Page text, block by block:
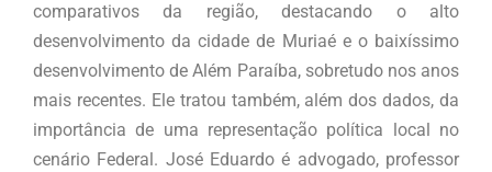
comparativos da região, destacando o alto
desenvolvimento da cidade de Muriaé e o baixíssimo
desenvolvimento de Além Paraíba, sobretudo nos anos
mais recentes. Ele tratou também, além dos dados, da
importância de uma representação política local no
cenário Federal. José Eduardo é advogado, professor